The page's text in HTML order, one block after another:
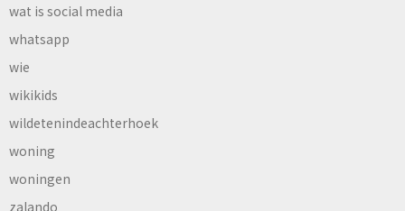
wat is social media
whatsapp
wie
wikikids
wildetenindeachterhoek
woning
woningen
zalando